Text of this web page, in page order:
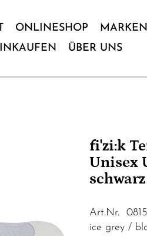
ONLINESHOP MARKEN
ÜBER UNS
fi'zi:k
Unisex
schwarz
Art.Nr.
ice grey /